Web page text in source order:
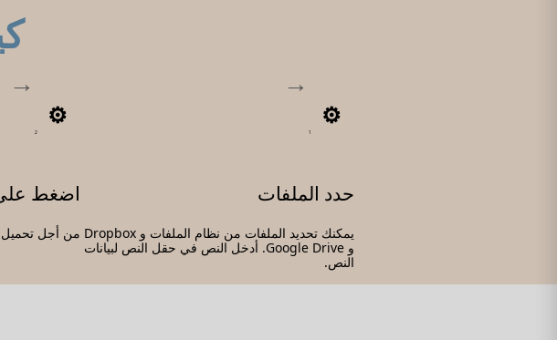
1
حدد الملفات
يمكنك تحديد الملفات من نظام الملفات و Dropbox
و Google Drive. أدخل النص في حقل النص لبيانات
النص.
2
اضغط على
من أجل تحميل